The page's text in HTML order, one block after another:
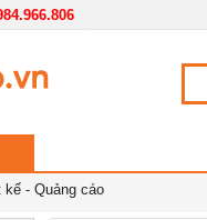
kế - Quảng cáo